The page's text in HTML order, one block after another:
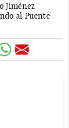
Jiménez
al Puente